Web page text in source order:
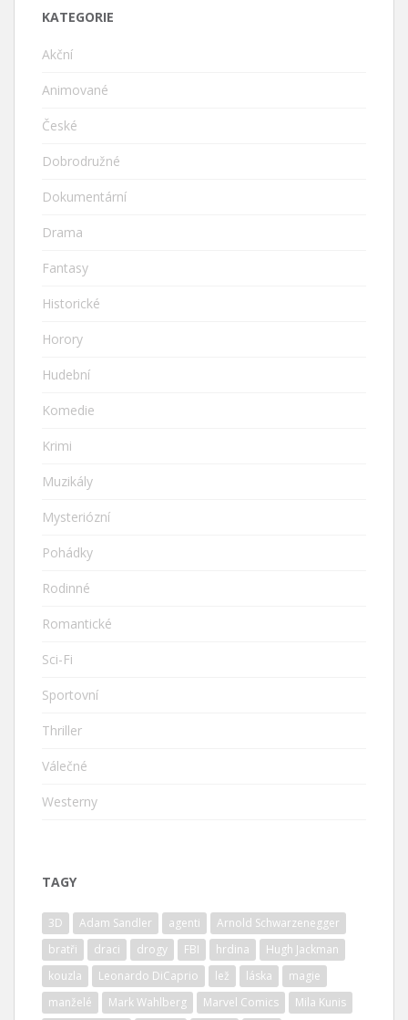
KATEGORIE
Akční
Animované
České
Dobrodružné
Dokumentární
Drama
Fantasy
Historické
Horory
Hudební
Komedie
Krimi
Muzikály
Mysteriózní
Pohádky
Rodinné
Romantické
Sci-Fi
Sportovní
Thriller
Válečné
Westerny
TAGY
3D Adam Sandler agenti
Arnold Schwarzenegger
bratři
draci drogy FBI hrdina
Hugh Jackman
kouzla
Leonardo DiCaprio lež láska
magie
manželé
Mark Wahlberg Marvel Comics Mila Kunis